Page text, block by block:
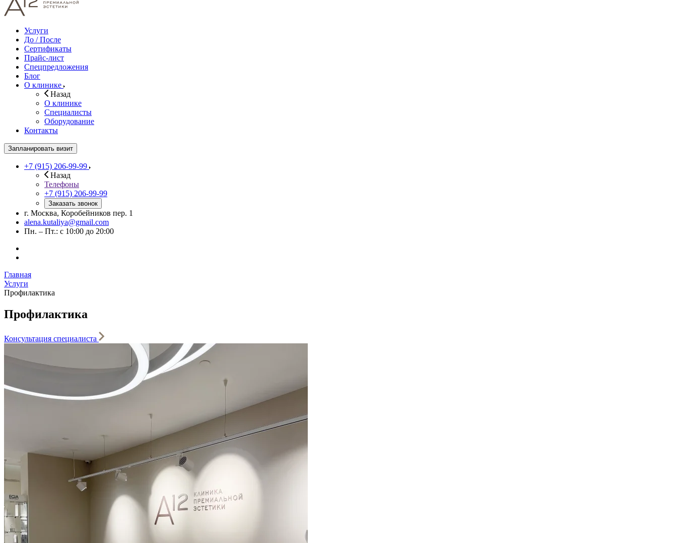
Услуги
До / После
Сертификаты
Прайс-лист
Спецпредложения
Блог
О клинике
Назад
О клинике
Специалисты
Оборудование
Контакты
Запланировать визит
+7 (915) 206-99-99
Назад
Телефоны
+7 (915) 206-99-99
Заказать звонок
г. Москва, Коробейников пер. 1
alena.kutaliya@gmail.com
Пн. – Пт.: с 10:00 до 20:00
Главная
Услуги
Профилактика
Профилактика
Консультация специалиста